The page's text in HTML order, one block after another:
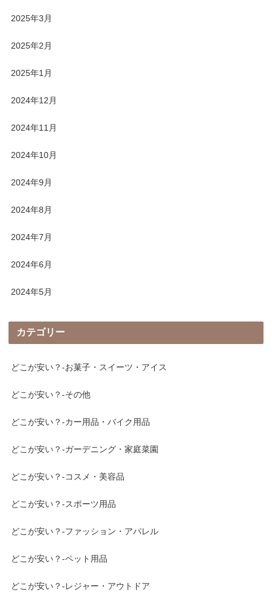
2025年3月
2025年2月
2025年1月
2024年12月
2024年11月
2024年10月
2024年9月
2024年8月
2024年7月
2024年6月
2024年5月
カテゴリー
どこが安い？-お菓子・スイーツ・アイス
どこが安い？-その他
どこが安い？-カー用品・バイク用品
どこが安い？-ガーデニング・家庭菜園
どこが安い？-コスメ・美容品
どこが安い？-スポーツ用品
どこが安い？-ファッション・アパレル
どこが安い？-ペット用品
どこが安い？-レジャー・アウトドア